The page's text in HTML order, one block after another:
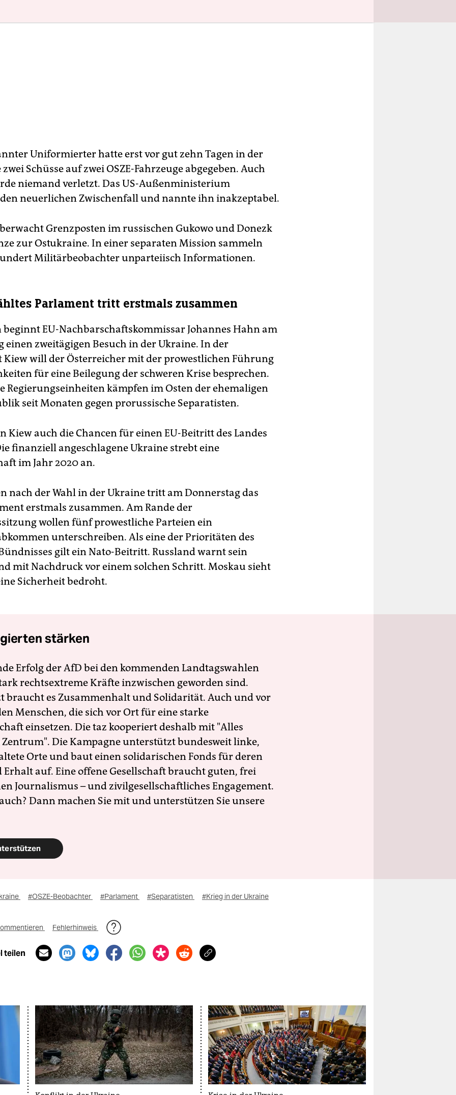
Uniformierter hatte erst vor gut zehn Tagen in der
Schüsse auf zwei OSZE-Fahrzeuge abgegeben. Auch
niemand verletzt. Das US-Außenministerium
neuerlichen Zwischenfall und nannte ihn inakzeptabel.
Grenzposten im russischen Gukowo und Donezk
zur Ostukraine. In einer separaten Mission sammeln
Militärbeobachter unparteiisch Informationen.
Parlament tritt erstmals zusammen
beginnt EU-Nachbarschaftskommissar Johannes Hahn am
einen zweitägigen Besuch in der Ukraine. In der
Kiew will der Österreicher mit der prowestlichen Führung
für eine Beilegung der schweren Krise besprechen.
Regierungseinheiten kämpfen im Osten der ehemaligen
seit Monaten gegen prorussische Separatisten.
Kiew auch die Chancen für einen EU-Beitritt des Landes
finanziell angeschlagene Ukraine strebt eine
im Jahr 2020 an.
nach der Wahl in der Ukraine tritt am Donnerstag das
erstmals zusammen. Am Rande der
wollen fünf prowestliche Parteien ein
unterschreiben. Als eine der Prioritäten des
gilt ein Nato-Beitritt. Russland warnt sein
mit Nachdruck vor einem solchen Schritt. Moskau sieht
Sicherheit bedroht.
stärken
Erfolg der AfD bei den kommenden Landtagswahlen
rechtsextreme Kräfte inzwischen geworden sind.
braucht es Zusammenhalt und Solidarität. Auch und vor
Menschen, die sich vor Ort für eine starke
einsetzen. Die taz kooperiert deshalb mit "Alles
Die Kampagne unterstützt bundesweit linke,
Orte und baut einen solidarischen Fonds für deren
Erhalt auf. Eine offene Gesellschaft braucht guten, frei
Journalismus – und zivilgesellschaftliches Engagement.
Dann machen Sie mit und unterstützen Sie unsere
#OSZE-Beobachter #Parlament #Separatisten #Krieg in der Ukraine
Fehlerhinweis
teilen